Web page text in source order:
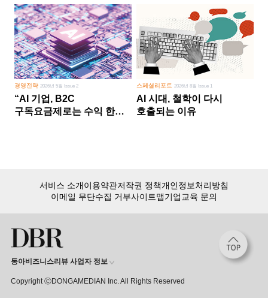
경영전략 2026년 5월 Issue 2
“AI 기업, B2C
구독요금제로는 수익 한계
스페셜리포트 2026년 8월 Issue 1
AI 시대, 철학이 다시
호출되는 이유
서비스 소개이용약관저작권 정책개인정보처리방침
이메일 무단수집 거부사이트맵기업교육 문의
동아비즈니스리뷰 사업자 정보
Copyright ⒸDONGAMEDIAN Inc. All Rights Reserved